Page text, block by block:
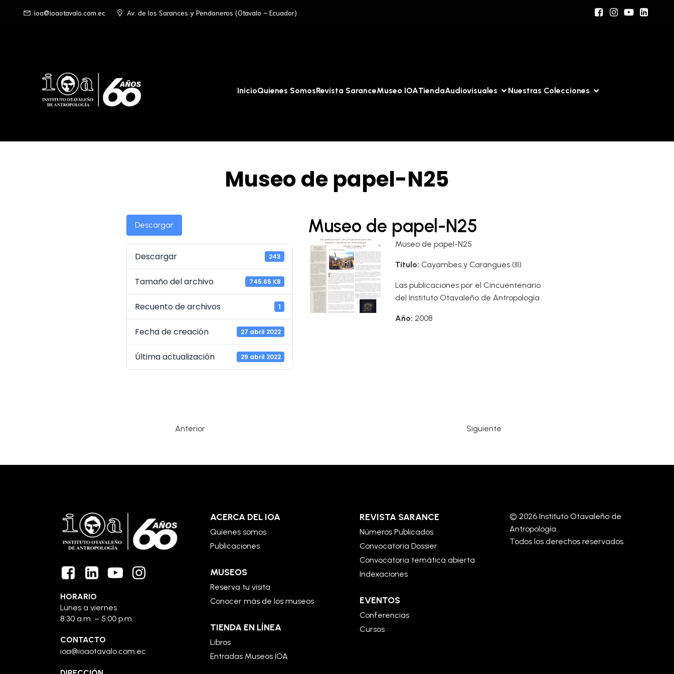
ioa@ioaotavalo.com.ec Av. de los Sarances y Pendoneros (Otavalo – Ecuador)
InicioQuienes SomosRevista SaranceMuseo IOATiendaAudiovisuales Nuestras Colecciones
Museo de papel-N25
Descargar
Descargar 243
Tamaño del archivo 745.65 KB
Recuento de archivos 1
Fecha de creación 27 abril 2022
Última actualización 29 abril 2022
Museo de papel-N25
Museo de papel-N25
Título: Cayambes y Carangues (III)
Las publicaciones por el Cincuentenario
del Instituto Otavaleño de Antropología
Año: 2008
Anterior Siguiente
HORARIO
Lunes a viernes
8:30 a.m. – 5:00 p.m.
CONTACTO
ioa@ioaotavalo.com.ec
ACERCA DEL IOA
Quienes somos
Publicaciones
MUSEOS
Reserva tu visita
Conocer más de los museos
TIENDA EN LÍNEA
Libros
Entradas Museos IOA
REVISTA SARANCE
Números Publicados
Convocatoria Dossier
Convocatoria temática abierta
Indexaciones
EVENTOS
Conferencias
Cursos
© 2026 Instituto Otavaleño de
Antropología.
Todos los derechos reservados.